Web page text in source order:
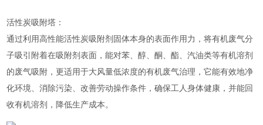
活性炭吸附塔：
通过利用高性能活性炭吸附剂固体本身的表面作用力，将有机废气分
子吸引附着在吸附剂表面，能对苯、醇、酮、酯、汽油类等有机溶剂
的废气吸附，更适用于大风量低浓度的有机废气治理，它能有效地净
化环境、消除污染、改善劳动操作条件，确保工人身体健康，并能回
收有机溶剂，降低生产成本。